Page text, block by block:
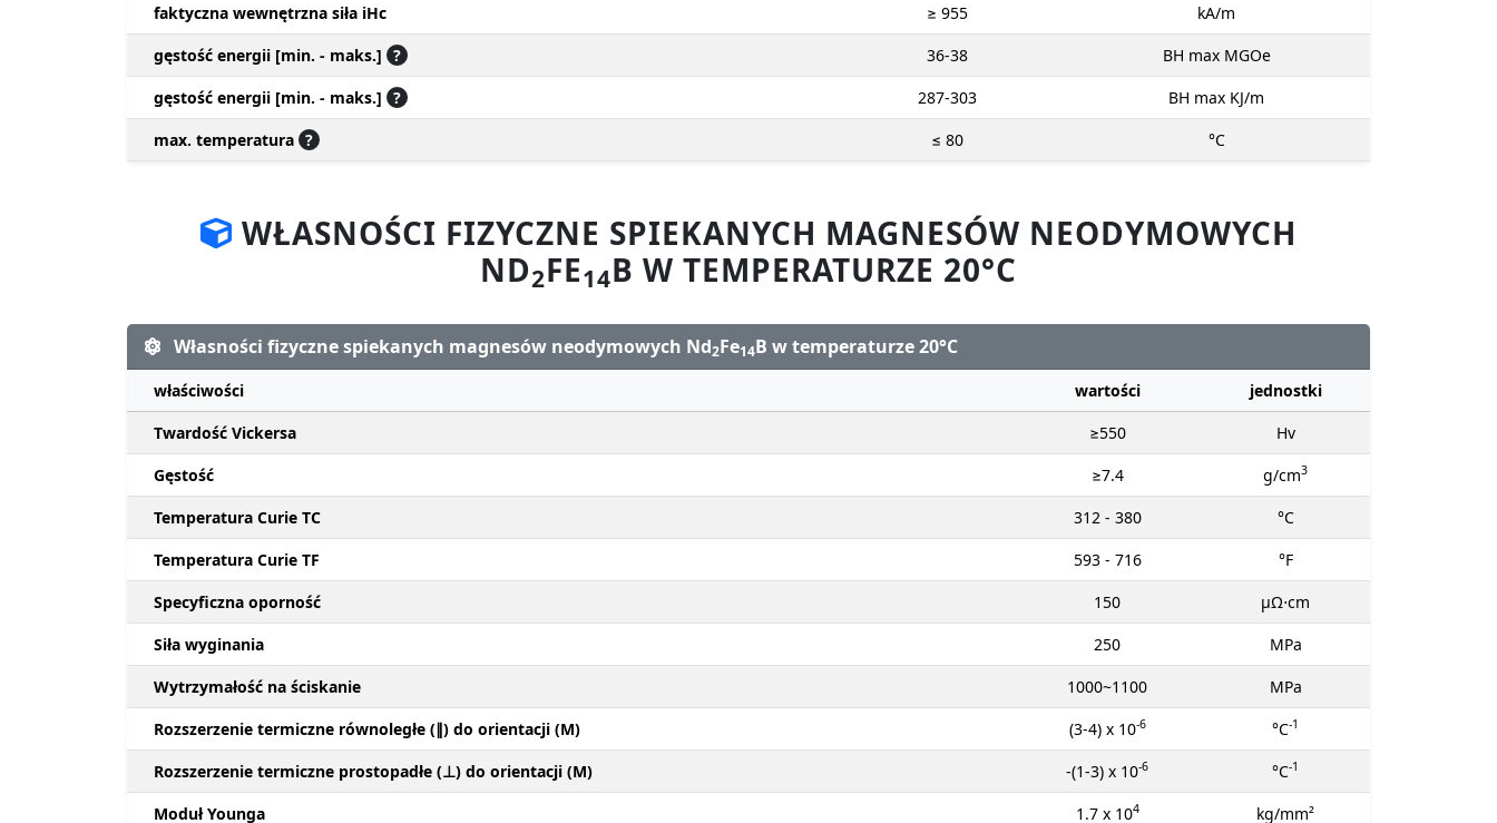
faktyczna wewnętrzna siła iHc
≥ 955
kA/m
gęstość energii [min. - maks.] ? 36-38
BH max MGOe
gęstość energii [min. - maks.] ? 287-303
BH max KJ/m
max. temperatura ? ≤ 80 °C
WŁASNOŚCI FIZYCZNE SPIEKANYCH MAGNESÓW NEODYMOWYCH
ND2FE14B W TEMPERATURZE 20°C
Własności fizyczne spiekanych magnesów neodymowych Nd2Fe14B w temperaturze 20°C
właściwości wartości
jednostki
Twardość Vickersa
≥550
Hv
Gęstość
≥7.4 g/cm3
Temperatura Curie TC 312 - 380
°C
Temperatura Curie TF
593 - 716
°F
Specyficzna oporność
150
μΩ⋅cm
Siła wyginania
250
MPa
Wytrzymałość na ściskanie
1000~1100
MPa
Rozszerzenie termiczne równoległe (∥) do orientacji (M)
(3-4) x 10-6 °C-1
Rozszerzenie termiczne prostopadłe (⊥) do orientacji (M) -(1-3) x 10-6 °C-1
Moduł Younga 1.7 x 104 kg/mm²